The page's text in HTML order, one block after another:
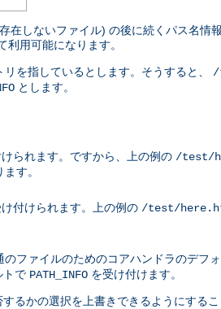
しないファイル) の後に続くパス名情
利用可能になります。
を指しているとします。そうすると、 /
とします。
られます。ですから、上の例の /test/
す。
付けられます。上の例の /test/
のファイルのためのコアハンドラのデフ
トで PATH_INFO を受け付けます。
るかの選択を上書きできるようにする